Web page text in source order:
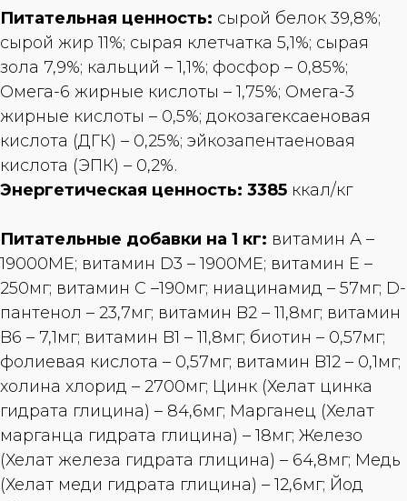
Питательная ценность: сырой белок 39,8%;
сырой жир 11%; сырая клетчатка 5,1%; сырая
зола 7,9%; кальций – 1,1%; фосфор – 0,85%;
Омега-6 жирные кислоты – 1,75%; Омега-3
жирные кислоты – 0,5%; докозагексаеновая
кислота (ДГК) – 0,25%; эйкозапентаеновая
кислота (ЭПК) – 0,2%.
Энергетическая ценность: 3385 ккал/кг
Питательные добавки на 1 кг: витамин А –
19000ME; витамин D3 – 1900ME; витамин Е –
250мг; витамин С –190мг; ниацинамид – 57мг; D-
пантенол – 23,7мг; витамин B2 – 11,8мг; витамин
B6 – 7,1мг; витамин B1 – 11,8мг; биотин – 0,57мг;
фолиевая кислота – 0,57мг; витамин B12 – 0,1мг;
холина хлорид – 2700мг; Цинк (Хелат цинка
гидрата глицина) – 84,6мг; Марганец (Хелат
марганца гидрата глицина) – 18мг; Железо
(Хелат железа гидрата глицина) – 64,8мг; Медь
(Хелат меди гидрата глицина) – 12,6мг; Йод